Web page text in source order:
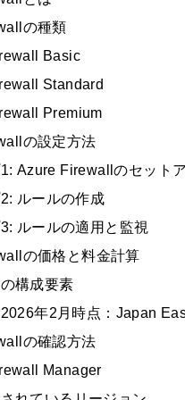
の種類
Basic
Standard
Premium
の設定方法
Azure Firewallのセット
ルールの作成
ルールの適用と監視
の価格と料金計算
構成要素
年2月時点：Japan
の確認方法
Manager